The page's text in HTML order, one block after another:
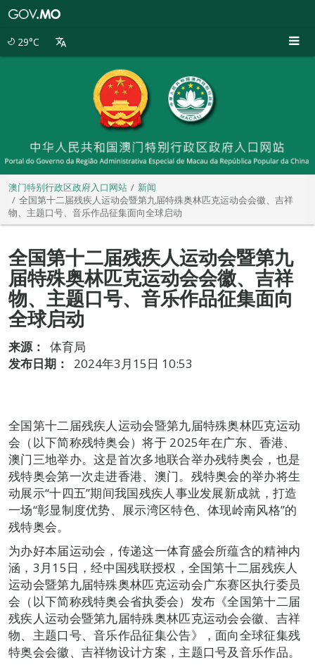
29°C
澳门特别行政区政府入口网站
新闻
全国第十二届残疾人运动会暨第九届特殊奥林匹克运动会会徽、吉祥
物、主题口号、音乐作品征集面向全球启动
全国第十二届残疾人运动会暨第九
届特殊奥林匹克运动会会徽、吉祥
物、主题口号、音乐作品征集面向
全球启动
来源：
体育局
发布日期：
2024年3月15日 10:53
全国第十二届残疾人运动会暨第九届特殊奥林匹克运动
会（以下简称残特奥会）将于 2025年在广东、香港、
澳门三地举办。这是首次多地联合举办残特奥会，也是
残特奥会第一次走进香港、澳门。残特奥会的举办将生
动展示“十四五”期间我国残疾人事业发展新成就，打造
一场“彰显制度优势、展示湾区特色、体现岭南风格”的
残特奥会。
为办好本届运动会，传递这一体育盛会所蕴含的精神内
涵，3月15日，经中国残联授权，全国第十二届残疾人
运动会暨第九届特殊奥林匹克运动会广东赛区执行委员
会（以下简称残特奥会省执委会）发布《全国第十二届
残疾人运动会暨第九届特殊奥林匹克运动会会徽、吉祥
物、主题口号、音乐作品征集公告》，面向全球征集残
特奥会会徽、吉祥物设计方案，主题口号及音乐作品。